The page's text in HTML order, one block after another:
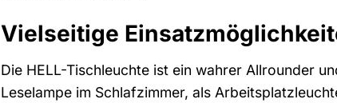
Vielseitige
Die HELL-Tischleuchte ist ein wahrer Allrounder
Leselampe im Schlafzimmer, als